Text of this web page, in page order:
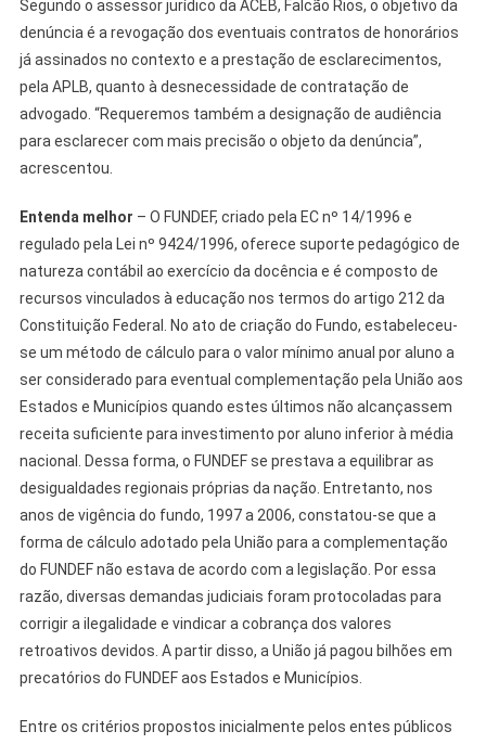
Segundo o assessor jurídico da ACEB, Falcão Rios, o objetivo da
denúncia é a revogação dos eventuais contratos de honorários
já assinados no contexto e a prestação de esclarecimentos,
pela APLB, quanto à desnecessidade de contratação de
advogado. “Requeremos também a designação de audiência
para esclarecer com mais precisão o objeto da denúncia”,
acrescentou.
Entenda melhor – O FUNDEF, criado pela EC nº 14/1996 e
regulado pela Lei nº 9424/1996, oferece suporte pedagógico de
natureza contábil ao exercício da docência e é composto de
recursos vinculados à educação nos termos do artigo 212 da
Constituição Federal. No ato de criação do Fundo, estabeleceu-
se um método de cálculo para o valor mínimo anual por aluno a
ser considerado para eventual complementação pela União aos
Estados e Municípios quando estes últimos não alcançassem
receita suficiente para investimento por aluno inferior à média
nacional. Dessa forma, o FUNDEF se prestava a equilibrar as
desigualdades regionais próprias da nação. Entretanto, nos
anos de vigência do fundo, 1997 a 2006, constatou-se que a
forma de cálculo adotado pela União para a complementação
do FUNDEF não estava de acordo com a legislação. Por essa
razão, diversas demandas judiciais foram protocoladas para
corrigir a ilegalidade e vindicar a cobrança dos valores
retroativos devidos. A partir disso, a União já pagou bilhões em
precatórios do FUNDEF aos Estados e Municípios.
Entre os critérios propostos inicialmente pelos entes públicos